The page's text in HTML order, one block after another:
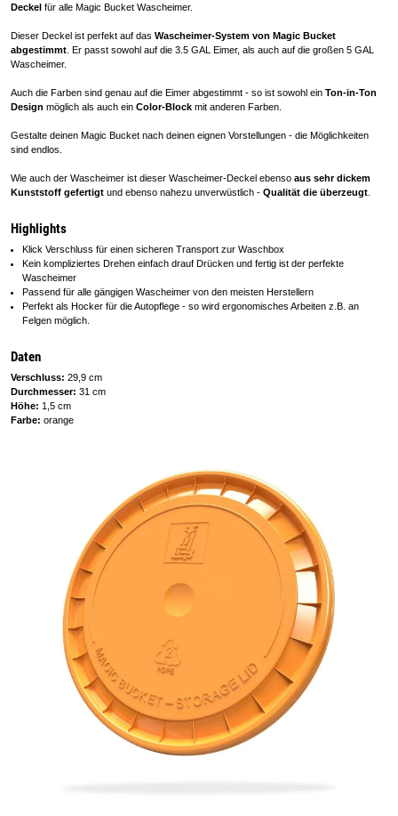
Deckel für alle Magic Bucket Wascheimer.
Dieser Deckel ist perfekt auf das Wascheimer-System von Magic Bucket
abgestimmt . Er passt sowohl auf die 3.5 GAL Eimer, als auch auf die großen 5 GAL
Wascheimer.
Auch die Farben sind genau auf die Eimer abgestimmt - so ist sowohl ein Ton-in-Ton
Design möglich als auch ein Color-Block mit anderen Farben.
Gestalte deinen Magic Bucket nach deinen eignen Vorstellungen - die Möglichkeiten
sind endlos.
Wie auch der Wascheimer ist dieser Wascheimer-Deckel ebenso aus sehr dickem
Kunststoff gefertigt und ebenso nahezu unverwüstlich - Qualität die überzeugt
Highlights
Klick Verschluss für einen sicheren Transport zur Waschbox
Kein kompliziertes Drehen einfach drauf Drücken und fertig ist der perfekte
Wascheimer
Passend für alle gängigen Wascheimer von den meisten Herstellern
Perfekt als Hocker für die Autopflege - so wird ergonomisches Arbeiten z.B. an
Felgen möglich.
Daten
Verschluss: 29,9 cm
Durchmesser: 31 cm
Höhe: 1,5 cm
Farbe: orange